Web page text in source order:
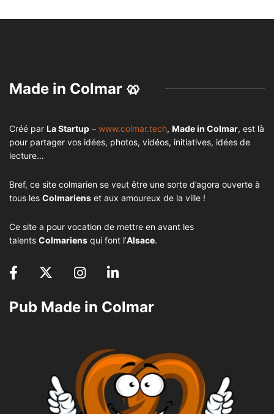
Made in Colmar 🥨
Créé par La Startup – www.colmar.tech, Made in Colmar, est là
pour partager vos idées, photos, vidéos, initiatives, idées de
lecture…
Bref, ce site colmarien se veut être une sorte d’agora ouverte à
tous les Colmariens et aux amoureux de la ville !
Ce site a pour vocation de mettre en avant les
talents Colmariens qui font l’Alsace.
Pub Made in Colmar